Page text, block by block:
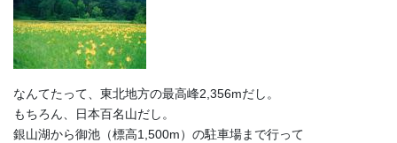
なんてたって、東北地方の最高峰2,356mだし。
もちろん、日本百名山だし。
銀山湖から御池（標高1,500m）の駐車場まで行って